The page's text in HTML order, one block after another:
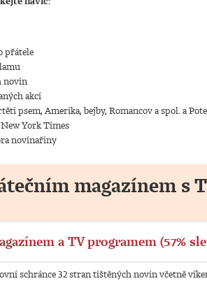
přátele
novin
akcí
psem, Amerika, bejby, Romancov a spol. a
York Times
novinařiny
magazínem s
a TV programem (57%
schránce 32 stran tištěných novin včetně